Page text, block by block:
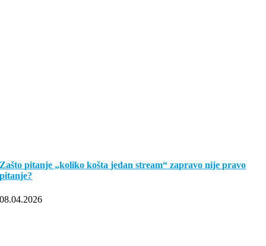
Zašto pitanje „koliko košta jedan stream“ zapravo nije pravo
pitanje?
08.04.2026